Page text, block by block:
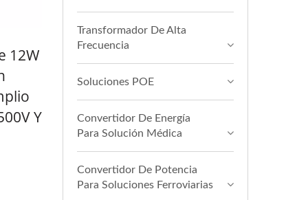
12W
Y
Transformador De Alta
Frecuencia
Soluciones POE
Convertidor De Energía
Para Solución Médica
Convertidor De Potencia
Para Soluciones Ferroviarias